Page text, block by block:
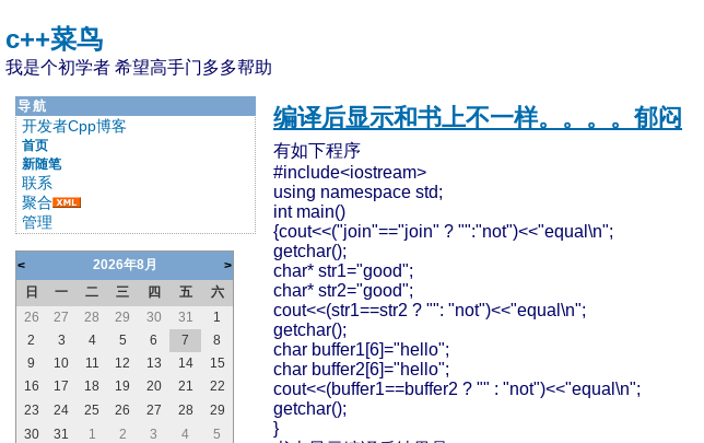
c++菜鸟
我是个初学者 希望高手门多多帮助
导航
开发者Cpp博客
首页
新随笔
联系
聚合
管理
< 2026年8月
>
日
一 二 三 四 五
六
26
27 28 29 30 31
1
2
3 4 5 6 7
8
9
10 11 12 13 14
15
16
17 18 19 20 21
22
23
24 25 26 27 28
29
30
31 1 2 3 4 5
编译后显示和书上不一样。。。。郁闷
有如下程序
#include<iostream>
using namespace std;
int main()
{cout<<("join"=="join" ? "":"not")<<"equal\n";
getchar();
char* str1="good";
char* str2="good";
cout<<(str1==str2 ? "": "not")<<"equal\n";
getchar();
char buffer1[6]="hello";
char buffer2[6]="hello";
cout<<(buffer1==buffer2 ? "" : "not")<<"equal\n";
getchar();
}